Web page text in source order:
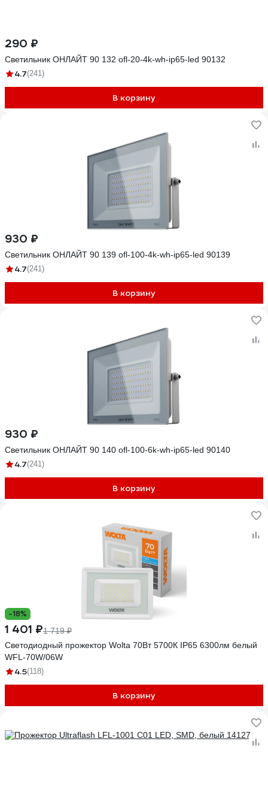
290 ₽
Светильник ОНЛАЙТ 90 132 ofl-20-4k-wh-ip65-led 90132
4.7(241)
В корзину
930 ₽
Светильник ОНЛАЙТ 90 139 ofl-100-4k-wh-ip65-led 90139
4.7(241)
В корзину
930 ₽
Светильник ОНЛАЙТ 90 140 ofl-100-6k-wh-ip65-led 90140
4.7(241)
В корзину
-18%
1 401 ₽1 719 ₽
Светодиодный прожектор Wolta 70Вт 5700К IP65 6300лм белый
WFL-70W/06W
4.5(118)
В корзину